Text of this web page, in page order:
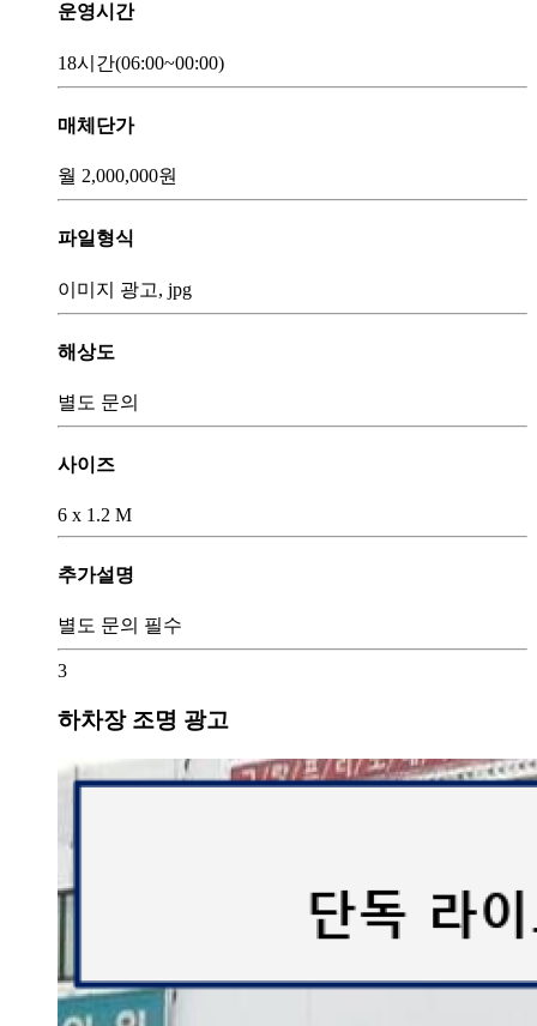
운영시간
18시간(06:00~00:00)
매체단가
월 2,000,000원
파일형식
이미지 광고, jpg
해상도
별도 문의
사이즈
6 x 1.2 M
추가설명
별도 문의 필수
3
하차장 조명 광고